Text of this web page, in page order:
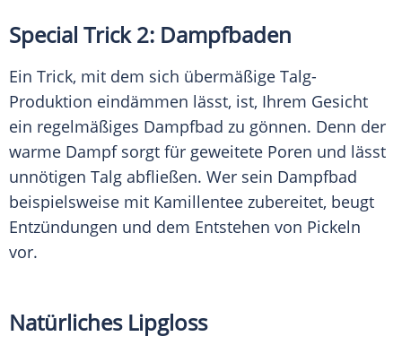
Special Trick 2: Dampfbaden
Ein Trick, mit dem sich übermäßige Talg-
Produktion eindämmen lässt, ist, Ihrem Gesicht
ein regelmäßiges Dampfbad zu gönnen. Denn der
warme Dampf sorgt für geweitete Poren und lässt
unnötigen Talg abfließen. Wer sein Dampfbad
beispielsweise mit Kamillentee zubereitet, beugt
Entzündungen und dem Entstehen von Pickeln
vor.
Natürliches Lipgloss